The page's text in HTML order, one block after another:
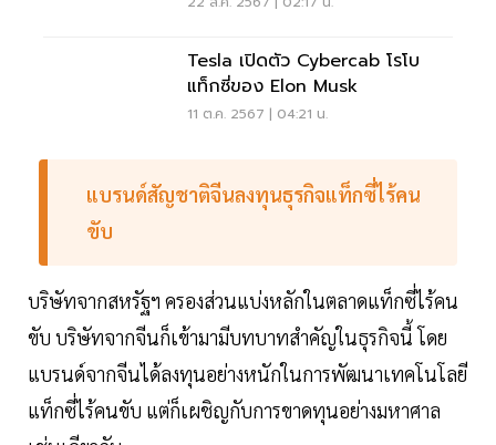
Tesla เปิดตัว Cybercab โรโบ
แท็กซี่ของ Elon Musk
11 ต.ค. 2567 | 04:21 น.
แบรนด์สัญชาติจีนลงทุนธุรกิจแท็กซี่ไร้คน
ขับ
บริษัทจากสหรัฐฯ ครองส่วนแบ่งหลักในตลาดแท็กซี่ไร้คน
ขับ บริษัทจากจีนก็เข้ามามีบทบาทสำคัญในธุรกิจนี้ โดย
แบรนด์จากจีนได้ลงทุนอย่างหนักในการพัฒนาเทคโนโลยี
แท็กซี่ไร้คนขับ แต่ก็เผชิญกับการขาดทุนอย่างมหาศาล